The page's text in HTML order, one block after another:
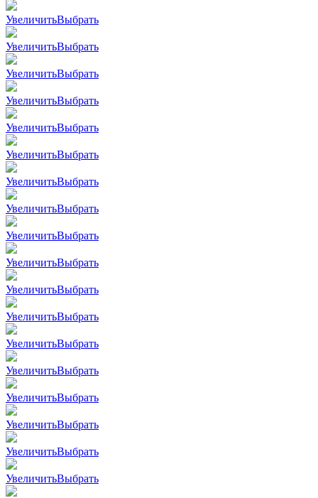
УвеличитьВыбрать
УвеличитьВыбрать
УвеличитьВыбрать
УвеличитьВыбрать
УвеличитьВыбрать
УвеличитьВыбрать
УвеличитьВыбрать
УвеличитьВыбрать
УвеличитьВыбрать
УвеличитьВыбрать
УвеличитьВыбрать
УвеличитьВыбрать
УвеличитьВыбрать
УвеличитьВыбрать
УвеличитьВыбрать
УвеличитьВыбрать
УвеличитьВыбрать
УвеличитьВыбрать